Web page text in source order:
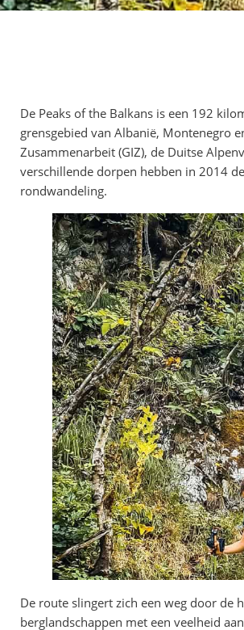
De Peaks of the Balkans is een 192
grensgebied van Albanië, Montenegro
Zusammenarbeit (GIZ), de Duitse
verschillende dorpen hebben in 2014
rondwandeling.
De route slingert zich een weg door de
berglandschappen met een veelheid